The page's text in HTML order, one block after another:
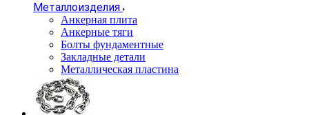
Металлоизделия
Анкерная плита
Анкерные тяги
Болты фундаментные
Закладные детали
Металлическая пластина